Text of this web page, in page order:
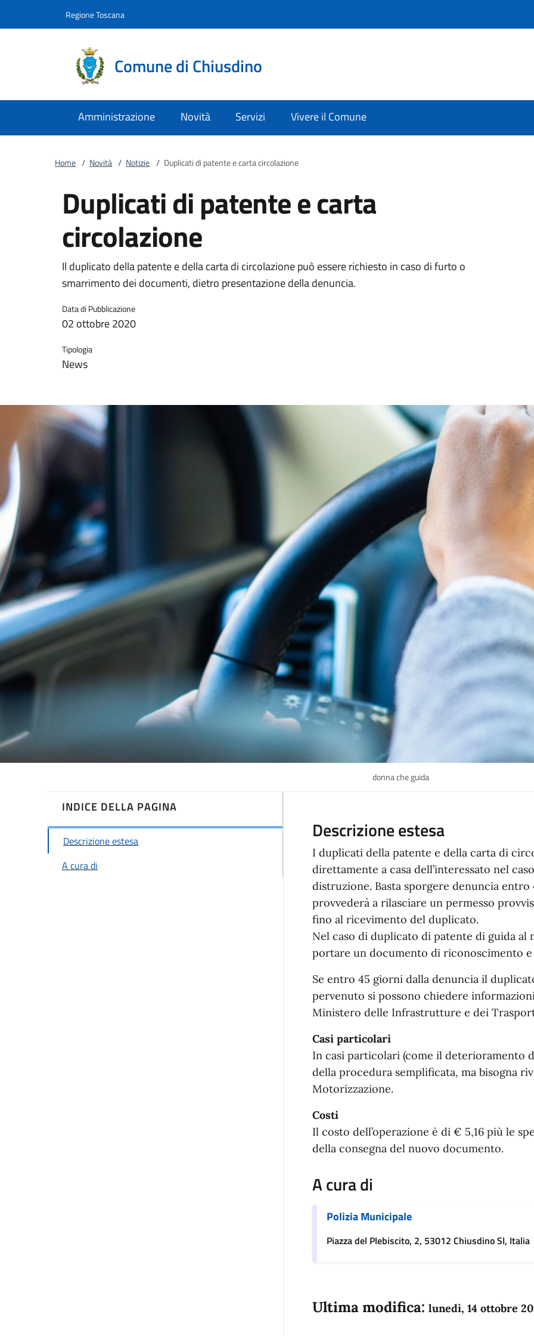
Regione Toscana
Comune di Chiusdino
Amministrazione Novità Servizi Vivere il Comune
Home / Novità / Notizie / Duplicati di patente e carta circolazione
Duplicati di patente e carta
circolazione
Il duplicato della patente e della carta di circolazione può essere richiesto in caso di furto o
smarrimento dei documenti, dietro presentazione della denuncia.
Data di Pubblicazione
02 ottobre 2020
Tipologia
News
donna che guida
INDICE DELLA PAGINA
Descrizione estesa
A cura di
Descrizione estesa
I duplicati della patente e della carta di
direttamente a casa dell’interessato nel
distruzione. Basta sporgere denuncia
provvederà a rilasciare un permesso
fino al ricevimento del duplicato.
Nel caso di duplicato di patente di guida al
portare un documento di riconoscimento
Se entro 45 giorni dalla denuncia il
pervenuto si possono chiedere
Ministero delle Infrastrutture e dei
Casi particolari
In casi particolari (come il deterioramento
della procedura semplificata, ma bisogna
Motorizzazione.
Costi
Il costo dell’operazione è di € 5,16 più le
della consegna del nuovo documento.
A cura di
Polizia Municipale
Piazza del Plebiscito, 2, 53012 Chiusdino SI, Italia
Ultima modifica: lunedì, 14 ottobre